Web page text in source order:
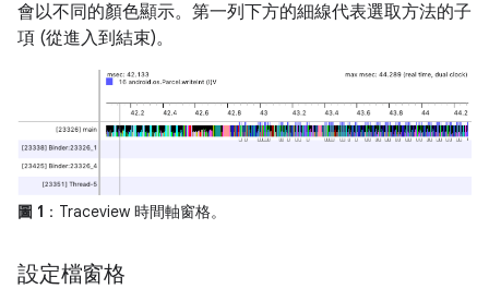
會以不同的顏色顯示。第一列下方的細線代表選取方法的子
項 (從進入到結束)。
圖 1 ：Traceview 時間軸窗格。
設定檔窗格